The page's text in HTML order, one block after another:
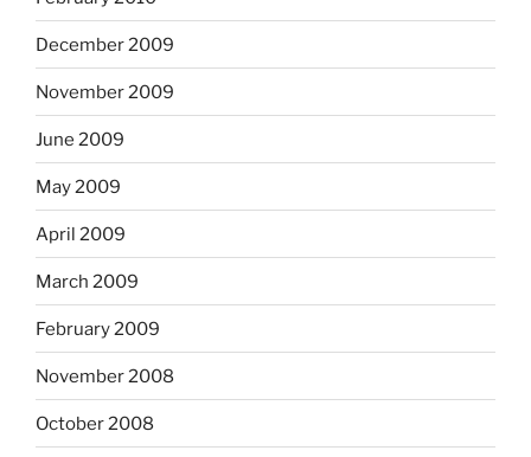
December 2009
November 2009
June 2009
May 2009
April 2009
March 2009
February 2009
November 2008
October 2008